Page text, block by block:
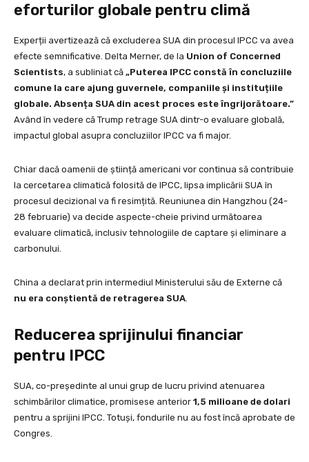
eforturilor globale pentru climă
Experții avertizează că excluderea SUA din procesul IPCC va avea
efecte semnificative. Delta Merner, de la Union of Concerned
Scientists, a subliniat că „Puterea IPCC constă în concluziile
comune la care ajung guvernele, companiile și instituțiile
globale. Absența SUA din acest proces este îngrijorătoare.”
Având în vedere că Trump retrage SUA dintr-o evaluare globală,
impactul global asupra concluziilor IPCC va fi major.
Chiar dacă oamenii de știință americani vor continua să contribuie
la cercetarea climatică folosită de IPCC, lipsa implicării SUA în
procesul decizional va fi resimțită. Reuniunea din Hangzhou (24-
28 februarie) va decide aspecte-cheie privind următoarea
evaluare climatică, inclusiv tehnologiile de captare și eliminare a
carbonului.
China a declarat prin intermediul Ministerului său de Externe că
nu era conștientă de retragerea SUA.
Reducerea sprijinului financiar
pentru IPCC
SUA, co-președinte al unui grup de lucru privind atenuarea
schimbărilor climatice, promisese anterior 1,5 milioane de dolari
pentru a sprijini IPCC. Totuși, fondurile nu au fost încă aprobate de
Congres.